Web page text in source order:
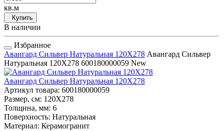
кв.м
Купить
В наличии
Избранное
Авангард Сильвер Натуральная 120Х278 Авангард Сильвер
Натуральная 120Х278 600180000059 New
Авангард Сильвер Натуральная 120Х278
Артикул товара: 600180000059
Размер, см: 120Х278
Толщина, мм: 6
Поверхность: Натуральная
Материал: Керамогранит